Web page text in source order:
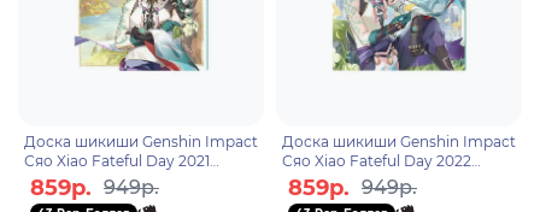
Доска шикиши Genshin Impact
Сяо Xiao Fateful Day 2021
6942421106111
859р. 949р.
Доска шикиши Genshin Impact
Сяо Xiao Fateful Day 2022
6942421106128
859р. 949р.